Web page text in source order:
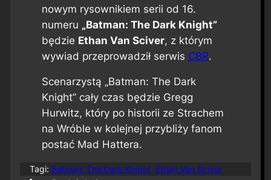
nowym rysownikiem serii od 16.
numeru „Batman: The Dark Knight”
będzie Ethan Van Sciver, z którym
wywiad przeprowadził serwis CBR.
Scenarzystą „Batman: The Dark
Knight” cały czas będzie Gregg
Hurwitz, który po historii ze Strachem
na Wróble w kolejnej przybliży fanom
postać Mad Hattera.
Tagi: Batman: The Dark Knight Ethan Van Sciver